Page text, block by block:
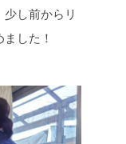
し前からリ
した！